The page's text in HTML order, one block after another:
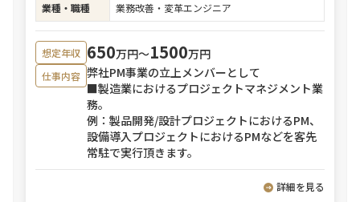
業種・職種
業務改善・変革エンジニア
想定年収 650万円〜1500万円
仕事内容 弊社PM事業の立上メンバーとして
■製造業におけるプロジェクトマネジメント業
務。
例：製品開発/設計プロジェクトにおけるPM、
設備導入プロジェクトにおけるPMなどを客先
常駐で実行頂きます。
詳細を見る